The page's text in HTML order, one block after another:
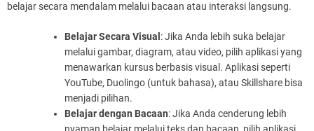
belajar secara mendalam melalui bacaan atau interaksi langsung.
Belajar Secara Visual : Jika Anda lebih suka belajar
melalui gambar, diagram, atau video, pilih aplikasi yang
menawarkan kursus berbasis visual. Aplikasi seperti
YouTube, Duolingo (untuk bahasa), atau Skillshare bisa
menjadi pilihan.
Belajar dengan Bacaan: Jika Anda cenderung lebih